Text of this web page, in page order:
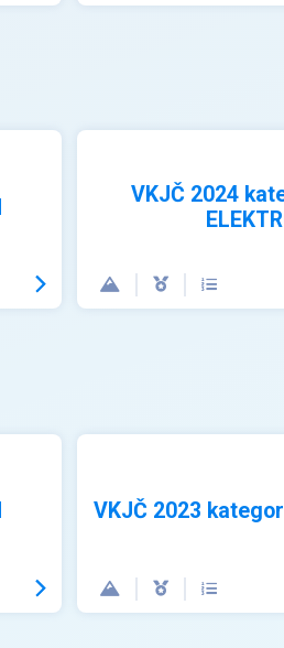
VKJČ 2024
VKJČ 2023